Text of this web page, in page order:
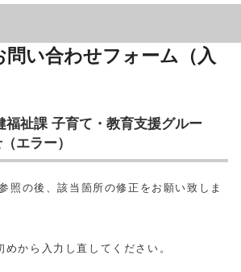
問い合わせフォーム（入
福祉課 子育て・教育支援グルー
エラー）
照の後、該当箇所の修正をお願い致しま
めから入力し直してください。